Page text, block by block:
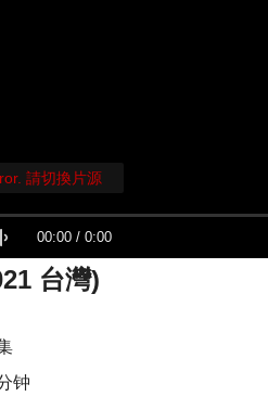
00:00 /0:00
請切換片源
台灣)
钟